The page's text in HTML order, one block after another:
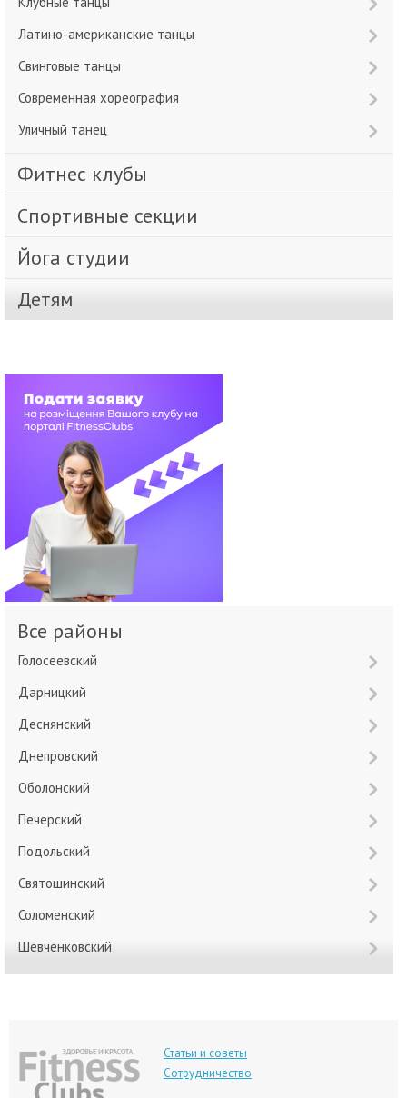
Латино-американские танцы
Свинговые танцы
Современная хореография
Уличный танец
Фитнес клубы
Спортивные секции
Йога студии
Детям
Все районы
Голосеевский
Дарницкий
Деснянский
Днепровский
Оболонский
Печерский
Подольский
Святошинский
Соломенский
Шевченковский
Статьи и советы
Сотрудничество